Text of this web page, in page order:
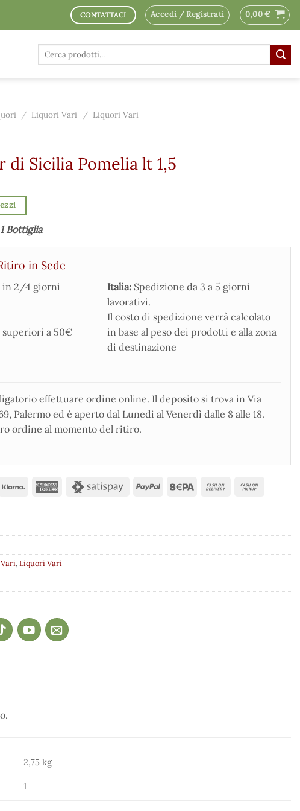
CONTATTACI Accedi / Registrati 0,00€
Cerca:
/ Liquori Vari / Liquori Vari
Sicilia Pomelia lt 1,5
1 Bottiglia
in Sede
in 2/4 giorni
a 50€
Italia: Spedizione da 3 a 5 giorni
lavorativi.
Il costo di spedizione verrà calcolato
in base al peso dei prodotti e alla zona
di destinazione
effettuare ordine online. Il deposito si trova in Via
Palermo ed è aperto dal Lunedì al Venerdì dalle 8 alle 18.
ordine al momento del ritiro.
,Liquori Vari
2,75 kg
1